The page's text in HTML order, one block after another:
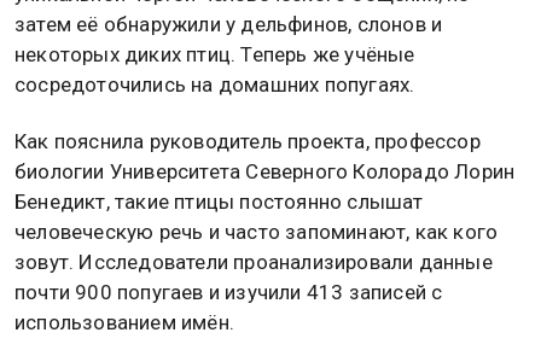
затем её обнаружили у дельфинов, слонов и
некоторых диких птиц. Теперь же учёные
сосредоточились на домашних попугаях.
Как пояснила руководитель проекта, профессор
биологии Университета Северного Колорадо Лорин
Бенедикт, такие птицы постоянно слышат
человеческую речь и часто запоминают, как кого
зовут. Исследователи проанализировали данные
почти 900 попугаев и изучили 413 записей с
использованием имён.